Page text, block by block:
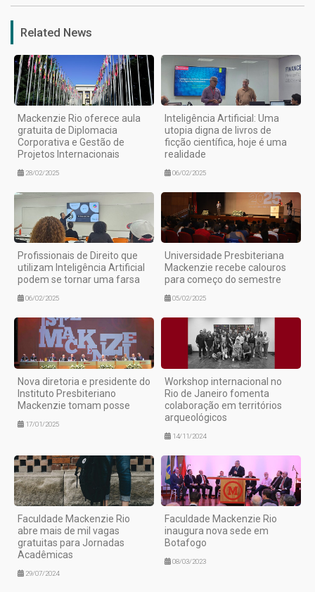
Related News
Mackenzie Rio oferece aula
gratuita de Diplomacia
Corporativa e Gestão de
Projetos Internacionais
28/02/2025
Inteligência Artificial: Uma
utopia digna de livros de
ficção científica, hoje é uma
realidade
06/02/2025
Profissionais de Direito que
utilizam Inteligência Artificial
podem se tornar uma farsa
06/02/2025
Universidade Presbiteriana
Mackenzie recebe calouros
para começo do semestre
05/02/2025
Nova diretoria e presidente do
Instituto Presbiteriano
Mackenzie tomam posse
17/01/2025
Workshop internacional no
Rio de Janeiro fomenta
colaboração em territórios
arqueológicos
14/11/2024
Faculdade Mackenzie Rio
abre mais de mil vagas
gratuitas para Jornadas
Acadêmicas
29/07/2024
Faculdade Mackenzie Rio
inaugura nova sede em
Botafogo
08/03/2023